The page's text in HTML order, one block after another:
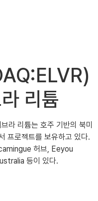
리튬
리튬는 호주 기반의 북미
프로젝트를 보유하고 있다.
허브, Eeyou
등이 있다.